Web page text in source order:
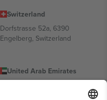
Switzerland
Dorfstrasse 52a, 6390
Engelberg, Switzerland
United Arab Emirates
Building A1, Office 302, Dubai,